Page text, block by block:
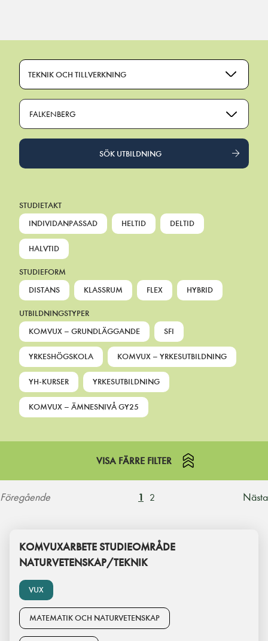
TEKNIK OCH TILLVERKNING
FALKENBERG
SÖK UTBILDNING
STUDIETAKT
INDIVIDANPASSAD
HELTID DELTID
HALVTID
STUDIEFORM
DISTANS
KLASSRUM FLEX HYBRID
UTBILDNINGSTYPER
KOMVUX – GRUNDLÄGGANDE
SFI
YRKESHÖGSKOLA KOMVUX – YRKESUTBILDNING
YH-KURSER YRKESUTBILDNING
KOMVUX – ÄMNESNIVÅ GY25
VISA FÄRRE FILTER
Föregående 1 2 Nästa
VUX
KOMVUXARBETE STUDIEOMRÅDE
NATURVETENSKAP/TEKNIK
MATEMATIK OCH NATURVETENSKAP